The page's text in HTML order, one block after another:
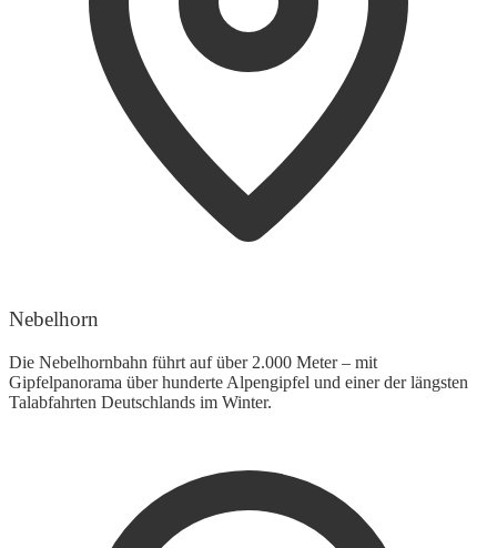
Nebelhorn
Die Nebelhornbahn führt auf über 2.000 Meter – mit
Gipfelpanorama über hunderte Alpengipfel und einer der längsten
Talabfahrten Deutschlands im Winter.